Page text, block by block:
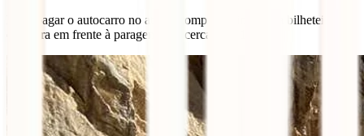
Pode pagar o autocarro no ato da compra online ou na bilheteira que
encontra em frente à paragem, por cerca de € 1,55.